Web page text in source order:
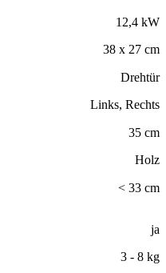
12,4 kW
38 x 27 cm
Drehtür
Links, Rechts
35 cm
Holz
< 33 cm
ja
3 - 8 kg